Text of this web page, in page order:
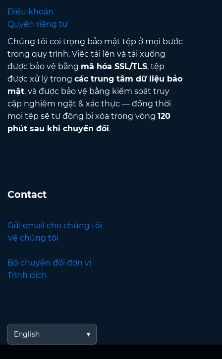
Điều khoản
Quyền riêng tư
Chúng tôi coi trọng bảo mật tệp ở mọi bước
trong quy trình. Việc tải lên và tải xuống
được bảo vệ bằng mã hóa SSL/TLS, tệp
được xử lý trong các trung tâm dữ liệu bảo
mật, và được bảo vệ bằng kiểm soát truy
cập nghiêm ngặt & xác thực — đồng thời
mọi tệp sẽ tự động bị xóa trong vòng 120
phút sau khi chuyển đổi.
Contact
Gửi email cho chúng tôi
Về chúng tôi
Bộ chuyển đổi đơn vị
Trình dịch
English